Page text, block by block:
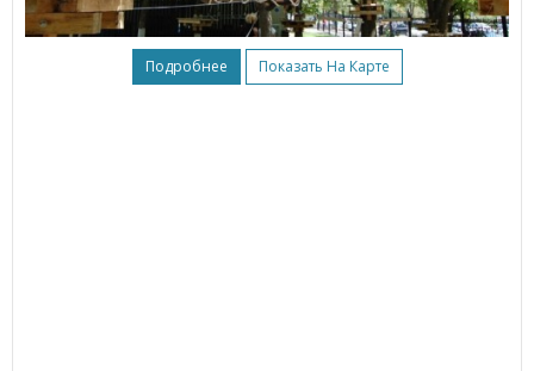
Подробнее Показать На Карте